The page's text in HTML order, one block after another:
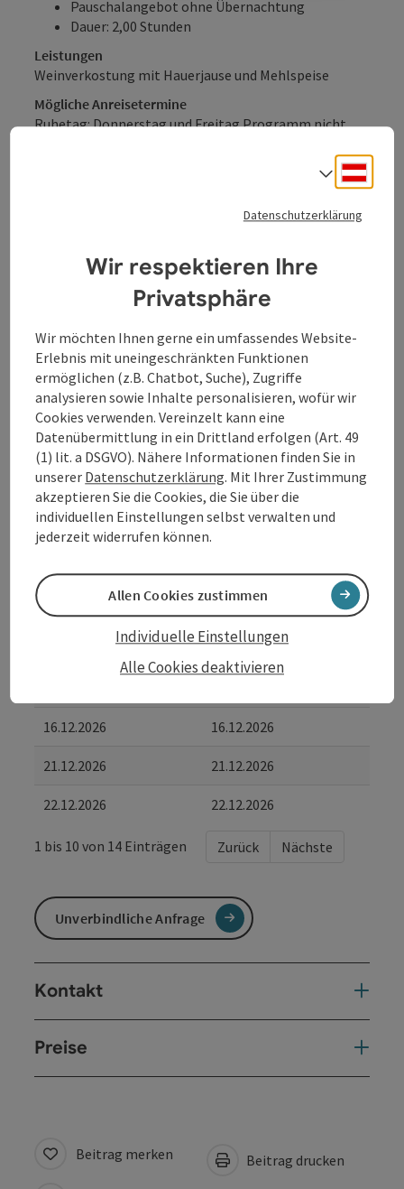
Pauschalangebot ohne Übernachtung
Dauer: 2,00 Stunden
Leistungen
Weinverkostung mit Hauerjause und Mehlspeise
Mögliche Anreisetermine
Ruhetag: Donnerstag und Freitag Programm nicht
€ 25,00 pro Person
buchbar ab 15 Personen
Reisezeiträume (01.12.2026 - 30.12.2026)
Einträge anzeigen
von bis
01.12.2026 01.12.2026
02.12.2026 02.12.2026
07.12.2026
08.12.2026 08.12.2026
09.12.2026
14.12.2026
16.12.2026 16.12.2026
21.12.2026 21.12.2026
22.12.2026 22.12.2026
1 bis 10 von 14 Einträgen Zurück Nächste
Unverbindliche Anfrage
Kontakt
Preise
Beitrag merken Beitrag drucken
Datenschutzerklärung
Wir respektieren Ihre
Privatsphäre
Wir möchten Ihnen gerne ein umfassendes Website-
Erlebnis mit uneingeschränkten Funktionen
ermöglichen (z.B. Chatbot, Suche), Zugriffe
analysieren sowie Inhalte personalisieren, wofür wir
Cookies verwenden. Vereinzelt kann eine
Datenübermittlung in ein Drittland erfolgen (Art. 49
(1) lit. a DSGVO). Nähere Informationen finden Sie in
unserer Datenschutzerklärung. Mit Ihrer Zustimmung
akzeptieren Sie die Cookies, die Sie über die
individuellen Einstellungen selbst verwalten und
jederzeit widerrufen können.
Alle Cookies deaktivieren
Individuelle Einstellungen
Allen Cookies zustimmen